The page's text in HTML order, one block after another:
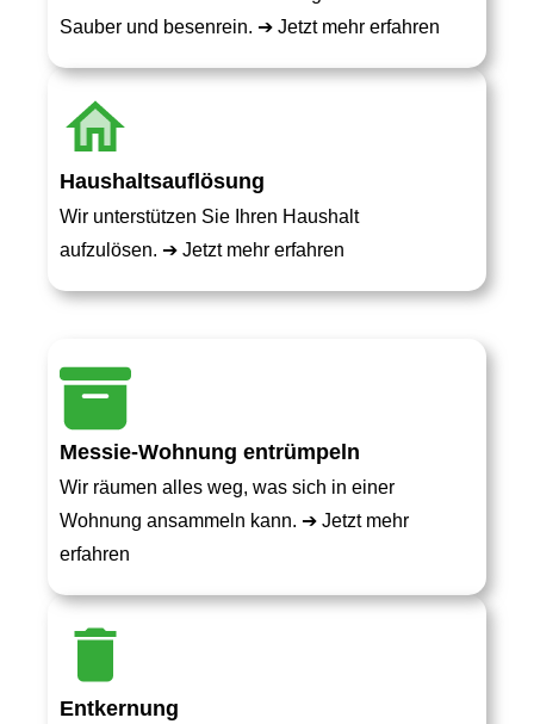
Sauber und besenrein. ➔ Jetzt mehr erfahren
Haushaltsauflösung
Wir unterstützen Sie Ihren Haushalt
aufzulösen. ➔ Jetzt mehr erfahren
Messie-Wohnung entrümpeln
Wir räumen alles weg, was sich in einer
Wohnung ansammeln kann. ➔ Jetzt mehr
erfahren
Entkernung